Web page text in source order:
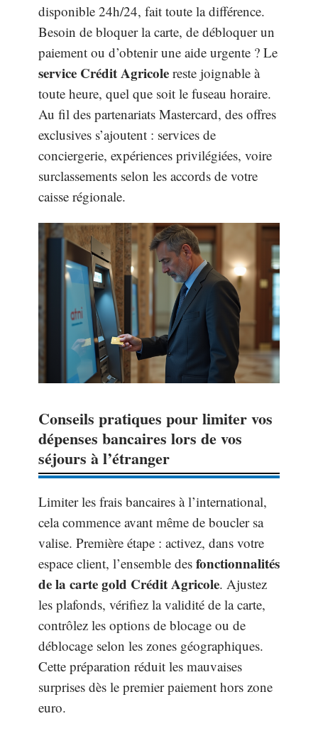
disponible 24h/24, fait toute la différence.
Besoin de bloquer la carte, de débloquer un
paiement ou d’obtenir une aide urgente ? Le
service Crédit Agricole reste joignable à
toute heure, quel que soit le fuseau horaire.
Au fil des partenariats Mastercard, des offres
exclusives s’ajoutent : services de
conciergerie, expériences privilégiées, voire
surclassements selon les accords de votre
caisse régionale.
Conseils pratiques pour limiter vos
dépenses bancaires lors de vos
séjours à l’étranger
Limiter les frais bancaires à l’international,
cela commence avant même de boucler sa
valise. Première étape : activez, dans votre
espace client, l’ensemble des fonctionnalités
de la carte gold Crédit Agricole. Ajustez
les plafonds, vérifiez la validité de la carte,
contrôlez les options de blocage ou de
déblocage selon les zones géographiques.
Cette préparation réduit les mauvaises
surprises dès le premier paiement hors zone
euro.